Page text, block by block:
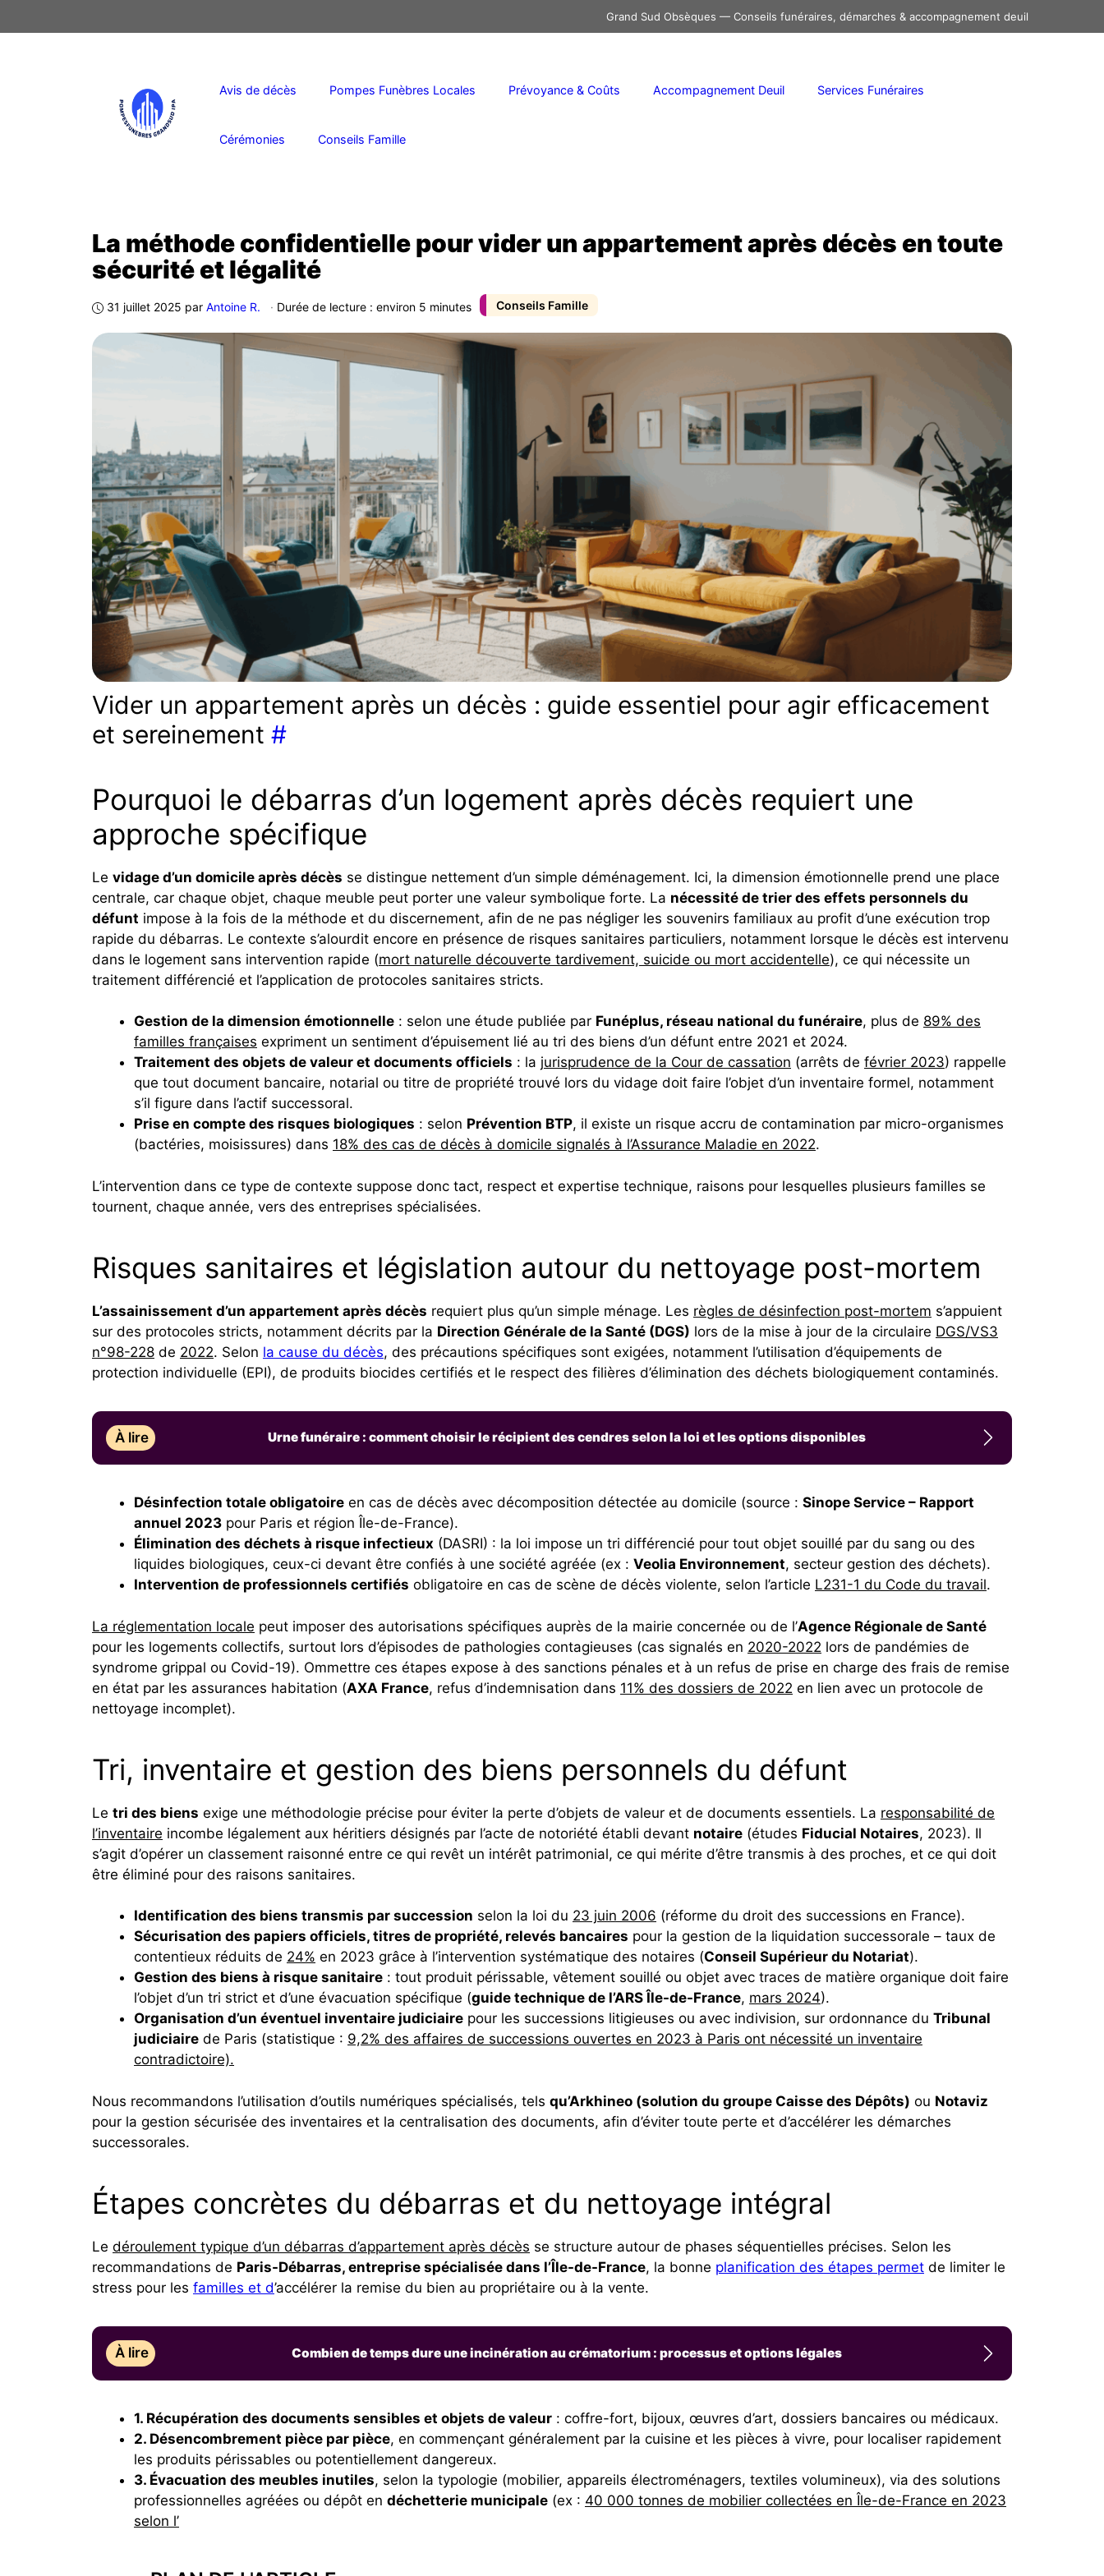
au
Grand Sud Obsèques — Conseils funéraires, démarches & accompagnement deuil
Avis de décès Pompes Funèbres Locales Prévoyance & Coûts Accompagnement Deuil Services Funéraires
Cérémonies Conseils Famille
Conseils Famille
La méthode confidentielle pour vider un appartement après décès en toute
sécurité et légalité
31 juillet 2025 par Antoine R. · Durée de lecture : environ 5 minutes
Vider un appartement après un décès : guide essentiel pour agir efficacement
et sereinement #
Pourquoi le débarras d’un logement après décès requiert une
approche spécifique
Le vidage d’un domicile après décès se distingue nettement d’un simple déménagement. Ici, la dimension émotionnelle prend une place
centrale, car chaque objet, chaque meuble peut porter une valeur symbolique forte. La nécessité de trier des effets personnels du
défunt impose à la fois de la méthode et du discernement, afin de ne pas négliger les souvenirs familiaux au profit d’une exécution trop
rapide du débarras. Le contexte s’alourdit encore en présence de risques sanitaires particuliers, notamment lorsque le décès est intervenu
dans le logement sans intervention rapide (mort naturelle découverte tardivement, suicide ou mort accidentelle), ce qui nécessite un
traitement différencié et l’application de protocoles sanitaires stricts.
Gestion de la dimension émotionnelle : selon une étude publiée par Funéplus, réseau national du funéraire, plus de 89% des
familles françaises expriment un sentiment d’épuisement lié au tri des biens d’un défunt entre 2021 et 2024.
Traitement des objets de valeur et documents officiels : la jurisprudence de la Cour de cassation (arrêts de février 2023) rappelle
que tout document bancaire, notarial ou titre de propriété trouvé lors du vidage doit faire l’objet d’un inventaire formel, notamment
s’il figure dans l’actif successoral.
Prise en compte des risques biologiques : selon Prévention BTP, il existe un risque accru de contamination par micro-organismes
(bactéries, moisissures) dans 18% des cas de décès à domicile signalés à l’Assurance Maladie en 2022.
L’intervention dans ce type de contexte suppose donc tact, respect et expertise technique, raisons pour lesquelles plusieurs familles se
tournent, chaque année, vers des entreprises spécialisées.
Risques sanitaires et législation autour du nettoyage post-mortem
L’assainissement d’un appartement après décès requiert plus qu’un simple ménage. Les règles de désinfection post-mortem s’appuient
sur des protocoles stricts, notamment décrits par la Direction Générale de la Santé (DGS) lors de la mise à jour de la circulaire DGS/VS3
n°98-228 de 2022. Selon la cause du décès, des précautions spécifiques sont exigées, notamment l’utilisation d’équipements de
protection individuelle (EPI), de produits biocides certifiés et le respect des filières d’élimination des déchets biologiquement contaminés.
À lire Urne funéraire : comment choisir le récipient des cendres selon la loi et les options disponibles
Désinfection totale obligatoire en cas de décès avec décomposition détectée au domicile (source : Sinope Service – Rapport
annuel 2023 pour Paris et région Île-de-France).
Élimination des déchets à risque infectieux (DASRI) : la loi impose un tri différencié pour tout objet souillé par du sang ou des
liquides biologiques, ceux-ci devant être confiés à une société agréée (ex : Veolia Environnement, secteur gestion des déchets).
Intervention de professionnels certifiés obligatoire en cas de scène de décès violente, selon l’article L231-1 du Code du travail.
La réglementation locale peut imposer des autorisations spécifiques auprès de la mairie concernée ou de l’Agence Régionale de Santé
pour les logements collectifs, surtout lors d’épisodes de pathologies contagieuses (cas signalés en 2020-2022 lors de pandémies de
syndrome grippal ou Covid-19). Ommettre ces étapes expose à des sanctions pénales et à un refus de prise en charge des frais de remise
en état par les assurances habitation (AXA France, refus d’indemnisation dans 11% des dossiers de 2022 en lien avec un protocole de
nettoyage incomplet).
Tri, inventaire et gestion des biens personnels du défunt
Le tri des biens exige une méthodologie précise pour éviter la perte d’objets de valeur et de documents essentiels. La responsabilité de
l’inventaire incombe légalement aux héritiers désignés par l’acte de notoriété établi devant notaire (études Fiducial Notaires, 2023). Il
s’agit d’opérer un classement raisonné entre ce qui revêt un intérêt patrimonial, ce qui mérite d’être transmis à des proches, et ce qui doit
être éliminé pour des raisons sanitaires.
Identification des biens transmis par succession selon la loi du 23 juin 2006 (réforme du droit des successions en France).
Sécurisation des papiers officiels, titres de propriété, relevés bancaires pour la gestion de la liquidation successorale – taux de
contentieux réduits de 24% en 2023 grâce à l’intervention systématique des notaires (Conseil Supérieur du Notariat).
Gestion des biens à risque sanitaire : tout produit périssable, vêtement souillé ou objet avec traces de matière organique doit faire
l’objet d’un tri strict et d’une évacuation spécifique (guide technique de l’ARS Île-de-France, mars 2024).
Organisation d’un éventuel inventaire judiciaire pour les successions litigieuses ou avec indivision, sur ordonnance du Tribunal
judiciaire de Paris (statistique : 9,2% des affaires de successions ouvertes en 2023 à Paris ont nécessité un inventaire
contradictoire).
Nous recommandons l’utilisation d’outils numériques spécialisés, tels qu’Arkhineo (solution du groupe Caisse des Dépôts) ou Notaviz
pour la gestion sécurisée des inventaires et la centralisation des documents, afin d’éviter toute perte et d’accélérer les démarches
successorales.
Étapes concrètes du débarras et du nettoyage intégral
Le déroulement typique d’un débarras d’appartement après décès se structure autour de phases séquentielles précises. Selon les
recommandations de Paris-Débarras, entreprise spécialisée dans l’Île-de-France, la bonne planification des étapes permet de limiter le
stress pour les familles et d’accélérer la remise du bien au propriétaire ou à la vente.
À lire Combien de temps dure une incinération au crématorium : processus et options légales
1. Récupération des documents sensibles et objets de valeur : coffre-fort, bijoux, œuvres d’art, dossiers bancaires ou médicaux.
2. Désencombrement pièce par pièce, en commençant généralement par la cuisine et les pièces à vivre, pour localiser rapidement
les produits périssables ou potentiellement dangereux.
3. Évacuation des meubles inutiles, selon la typologie (mobilier, appareils électroménagers, textiles volumineux), via des solutions
professionnelles agréées ou dépôt en déchetterie municipale (ex : 40 000 tonnes de mobilier collectées en Île-de-France en 2023
selon l’